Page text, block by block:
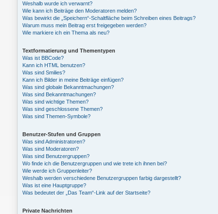
Weshalb wurde ich verwarnt?
Wie kann ich Beiträge den Moderatoren melden?
Was bewirkt die „Speichern“-Schaltfläche beim Schreiben eines Beitrags?
Warum muss mein Beitrag erst freigegeben werden?
Wie markiere ich ein Thema als neu?
Textformatierung und Thementypen
Was ist BBCode?
Kann ich HTML benutzen?
Was sind Smilies?
Kann ich Bilder in meine Beiträge einfügen?
Was sind globale Bekanntmachungen?
Was sind Bekanntmachungen?
Was sind wichtige Themen?
Was sind geschlossene Themen?
Was sind Themen-Symbole?
Benutzer-Stufen und Gruppen
Was sind Administratoren?
Was sind Moderatoren?
Was sind Benutzergruppen?
Wo finde ich die Benutzergruppen und wie trete ich ihnen bei?
Wie werde ich Gruppenleiter?
Weshalb werden verschiedene Benutzergruppen farbig dargestellt?
Was ist eine Hauptgruppe?
Was bedeutet der „Das Team“-Link auf der Startseite?
Private Nachrichten